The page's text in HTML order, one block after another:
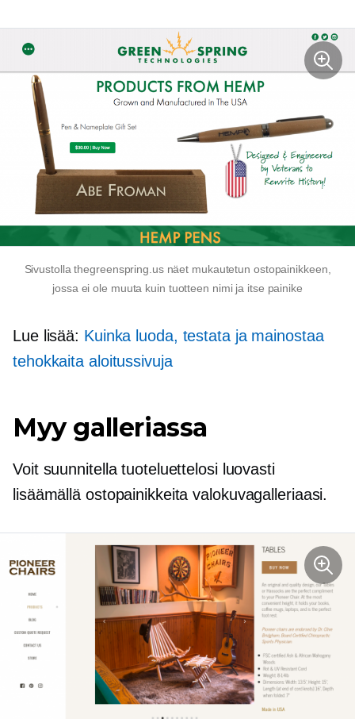
Sivustolla thegreenspring.us näet mukautetun ostopainikkeen,
jossa ei ole muuta kuin tuotteen nimi ja itse painike
Lue lisää: Kuinka luoda, testata ja mainostaa
tehokkaita aloitussivuja
Myy galleriassa
Voit suunnitella tuoteluettelosi luovasti
lisäämällä ostopainikkeita valokuvagalleriaasi.